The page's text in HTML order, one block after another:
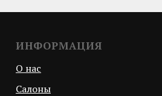
ИНФОРМАЦИЯ
О нас
Салоны